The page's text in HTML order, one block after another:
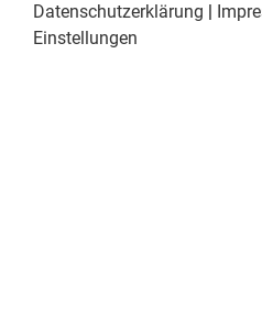
Datenschutzerklärung
Einstellungen